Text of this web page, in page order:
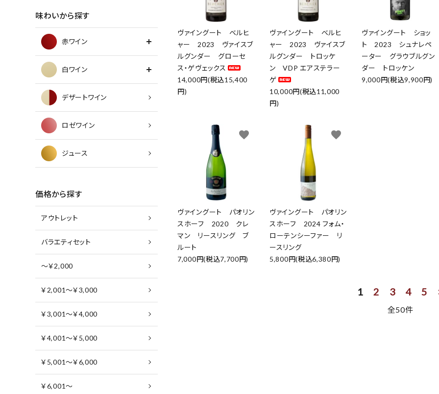
ヴァイングート ベルヒ
ャー 2023 ヴァイスブ
ルグンダー グローセ
ス・ゲヴェックス
14,000円(税込15,400
円)
ヴァイングート ベルヒ
ャー 2023 ヴァイスブ
ルグンダー トロッケ
ン VDP エアステラー
ゲ
10,000円(税込11,000
円)
ヴァイングート ショッ
ト 2023 シュナレペ
ーター グラウブルグン
ダー トロッケン
9,000円(税込9,900円)
ヴァイングート パオリン
スホーフ 2020 クレ
マン リースリング ブ
ルート
7,000円(税込7,700円)
favorite
ヴァイングート パオリン
スホーフ 2024 フォム・
ローテンシーファー リ
ースリング
5,800円(税込6,380円)
favorite
1 2 3 4 5
全50件
味わいから探す
赤ワイン
白ワイン
デザートワイン
ロゼワイン
ジュース
価格から探す
アウトレット
バラエティセット
～￥2,000
￥2,001～￥3,000
￥3,001～￥4,000
￥4,001～￥5,000
￥5,001～￥6,000
￥6,001～